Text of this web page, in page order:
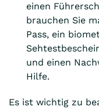
einen
brauchen Sie
Pass, ein
und einen
Hilfe.
Es ist wichtig zu